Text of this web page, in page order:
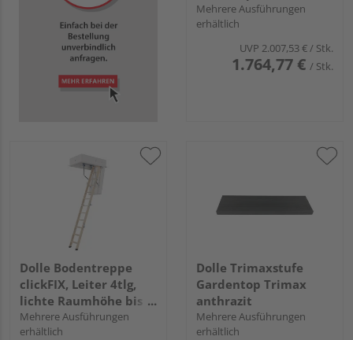
links/rechtslfd.
Mehrere Ausführungen
erhältlich
UVP 2.007,53 €/ Stk.
1.764,77 € / Stk.
Dolle Bodentreppe
clickFIX, Leiter 4tlg,
lichte Raumhöhe bis
274 cm
Mehrere Ausführungen
erhältlich
Dolle Trimaxstufe
Gardentop Trimax
anthrazit
Mehrere Ausführungen
erhältlich